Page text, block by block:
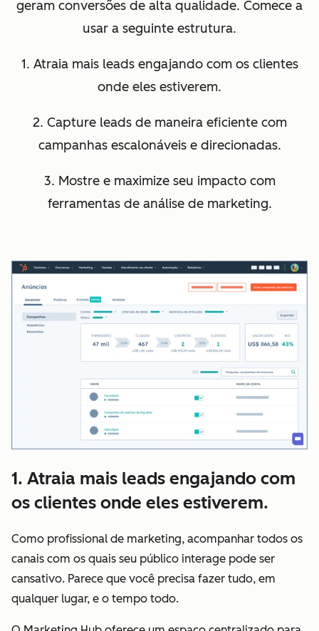
geram conversões de alta qualidade. Comece a
usar a seguinte estrutura.
1. Atraia mais leads engajando com os clientes
onde eles estiverem.
2. Capture leads de maneira eficiente com
campanhas escalonáveis e direcionadas.
3. Mostre e maximize seu impacto com
ferramentas de análise de marketing.
1. Atraia mais leads engajando com
os clientes onde eles estiverem.
Como profissional de marketing, acompanhar todos os
canais com os quais seu público interage pode ser
cansativo. Parece que você precisa fazer tudo, em
qualquer lugar, e o tempo todo.